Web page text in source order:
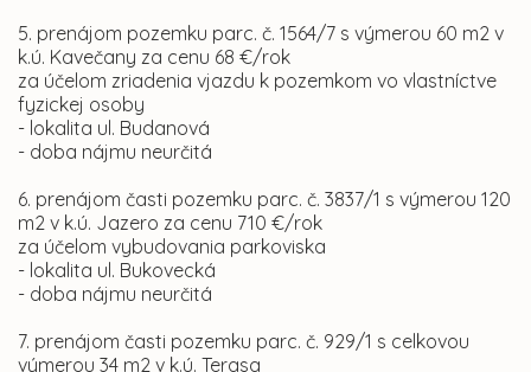
5. prenájom pozemku parc. č. 1564/7 s výmerou 60 m2 v
k.ú. Kavečany za cenu 68 €/rok
za účelom zriadenia vjazdu k pozemkom vo vlastníctve
fyzickej osoby
- lokalita ul. Budanová
- doba nájmu neurčitá
6. prenájom časti pozemku parc. č. 3837/1 s výmerou 120
m2 v k.ú. Jazero za cenu 710 €/rok
za účelom vybudovania parkoviska
- lokalita ul. Bukovecká
- doba nájmu neurčitá
7. prenájom časti pozemku parc. č. 929/1 s celkovou
výmerou 34 m2 v k.ú. Terasa